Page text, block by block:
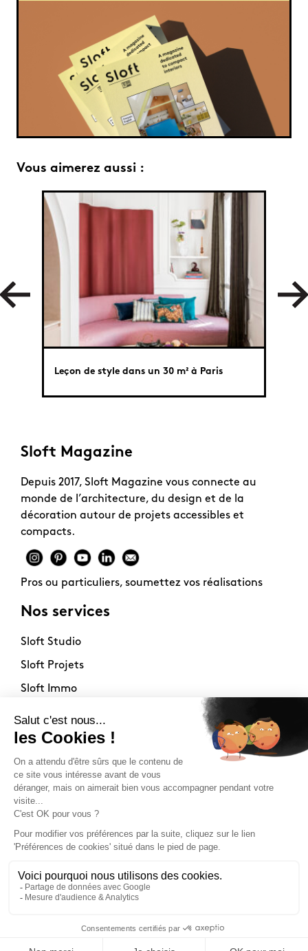
Vous aimerez aussi :
Leçon de style dans un 30 m² à Paris
Sloft Magazine
Depuis 2017, Sloft Magazine vous connecte au
monde de l’architecture, du design et de la
décoration autour de projets accessibles et
compacts.
Pros ou particuliers, soumettez vos réalisations
Nos services
Sloft Studio
Sloft Projets
Sloft Immo
Contact
La philosophie
Mentions légales
Nos points de vente
Newsletter
Toute inspiration a sa source (secrète). Archi,
design, déco, recevez la newsletter de Sloft
Magazine tous les 15 jours.